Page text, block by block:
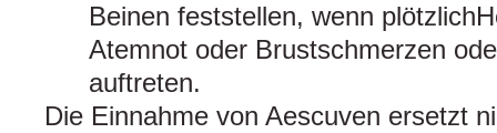
Beinen feststellen, wenn
Atemnot oder Brustschmerzen
auftreten.
Die Einnahme von Aescuven ersetzt